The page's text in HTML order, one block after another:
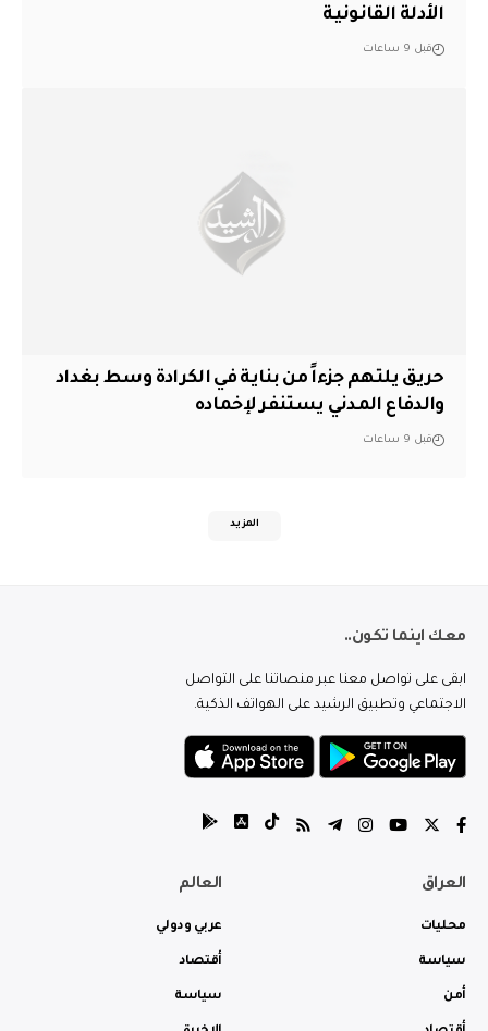
الأدلة القانونية
قبل 9 ساعات
حريق يلتهم جزءاً من بناية في الكرادة وسط بغداد
والدفاع المدني يستنفر لإخماده
قبل 9 ساعات
المزيد
معك اينما تكون..
ابقى على تواصل معنا عبر منصاتنا على التواصل
الاجتماعي وتطبيق الرشيد على الهواتف الذكية.
العراق
محليات
سياسة
أمن
العالم
عربي ودولي
أقتصاد
سياسة